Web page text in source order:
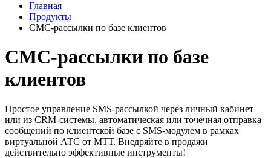
Главная
Продукты
СМС-рассылки по базе клиентов
СМС-рассылки по базе
клиентов
Простое управление SMS-рассылкой через личный кабинет
или из CRM-системы, автоматическая или точечная отправка
сообщений по клиентской базе с SMS-модулем в рамках
виртуальной АТС от МТТ. Внедряйте в продажи
действительно эффективные инструменты!